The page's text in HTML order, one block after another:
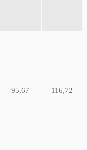
95,67 116,72